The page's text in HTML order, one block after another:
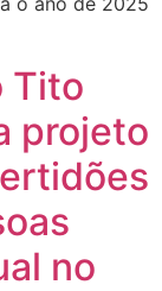
Tito
projeto
no